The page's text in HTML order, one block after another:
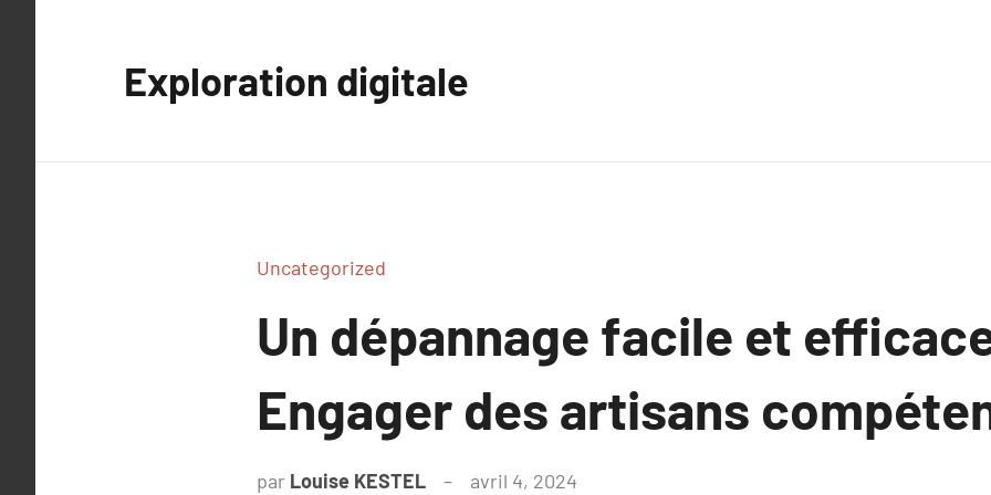
Exploration digitale
Uncategorized
Un dépannage facile et
Engager des artisans
par Louise KESTEL avril 4, 2024